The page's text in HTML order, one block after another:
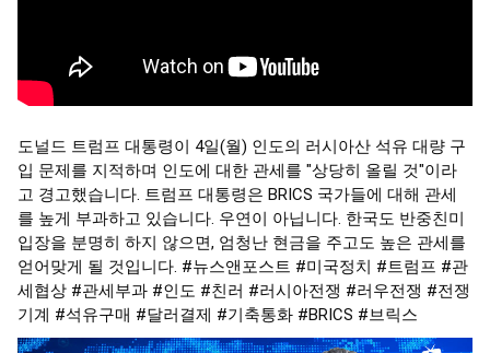
도널드 트럼프 대통령이 4일(월) 인도의 러시아산 석유 대량 구
입 문제를 지적하며 인도에 대한 관세를 "상당히 올릴 것"이라
고 경고했습니다. 트럼프 대통령은 BRICS 국가들에 대해 관세
를 높게 부과하고 있습니다. 우연이 아닙니다. 한국도 반중친미
입장을 분명히 하지 않으면, 엄청난 현금을 주고도 높은 관세를
얻어맞게 될 것입니다. #뉴스앤포스트 #미국정치 #트럼프 #관
세협상 #관세부과 #인도 #친러 #러시아전쟁 #러우전쟁 #전쟁
기계 #석유구매 #달러결제 #기축통화 #BRICS #브릭스